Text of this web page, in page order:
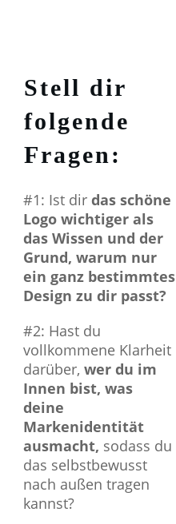
Stell dir
folgende
Fragen:
#1: Ist dir das schöne
Logo wichtiger als
das Wissen und der
Grund, warum nur
ein ganz bestimmtes
Design zu dir passt?
#2: Hast du
vollkommene Klarheit
darüber, wer du im
Innen bist, was
deine
Markenidentität
ausmacht, sodass du
das selbstbewusst
nach außen tragen
kannst?